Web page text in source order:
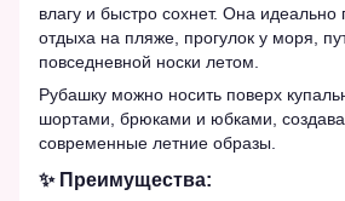
влагу и быстро сохнет. Она идеально
отдыха на пляже, прогулок у моря,
повседневной носки летом.
Рубашку можно носить поверх
шортами, брюками и юбками,
современные летние образы.
✨ Преимущества: